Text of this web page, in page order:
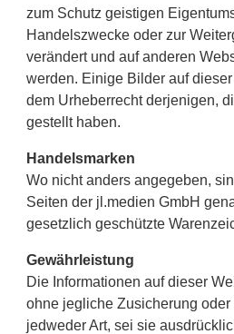
zum Schutz geistigen
Handelszwecke oder zur
verändert und auf anderen
werden. Einige Bilder auf
dem Urheberrecht derjenigen,
gestellt haben.
Handelsmarken
Wo nicht anders angegeben,
Seiten der jl.medien GmbH
gesetzlich geschützte
Gewährleistung
Die Informationen auf dieser
ohne jegliche Zusicherung
jedweder Art, sei sie